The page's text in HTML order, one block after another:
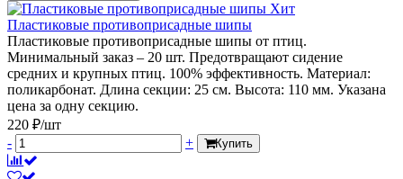
Хит
Пластиковые противоприсадные шипы
Пластиковые противоприсадные шипы от птиц.
Минимальный заказ – 20 шт. Предотвращают сидение
средних и крупных птиц. 100% эффективность. Материал:
поликарбонат. Длина секции: 25 см. Высота: 110 мм. Указана
цена за одну секцию.
220 ₽/шт
-
+ Купить